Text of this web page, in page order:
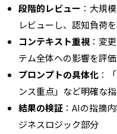
段階的レビュー ：大規
レビューし、認知負荷
コンテキスト重視：変
テム全体への影響を評価
プロンプトの具体化 ：
ンス重点」など明確な
結果の検証 ：AIの指摘
ジネスロジック部分